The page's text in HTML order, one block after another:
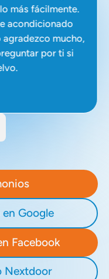
más fácilmente.
acondicionado
mucho,
por ti si
Google
Facebook
Nextdoor